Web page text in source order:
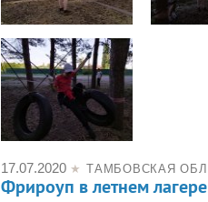
17.07.2020★ ТАМБОВСКАЯ
Фрироуп в летнем лагере